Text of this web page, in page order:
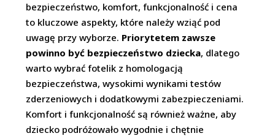
bezpieczeństwo, komfort, funkcjonalność i cena
to kluczowe aspekty, które należy wziąć pod
uwagę przy wyborze. Priorytetem zawsze
powinno być bezpieczeństwo dziecka, dlatego
warto wybrać fotelik z homologacją
bezpieczeństwa, wysokimi wynikami testów
zderzeniowych i dodatkowymi zabezpieczeniami.
Komfort i funkcjonalność są również ważne, aby
dziecko podróżowało wygodnie i chętnie